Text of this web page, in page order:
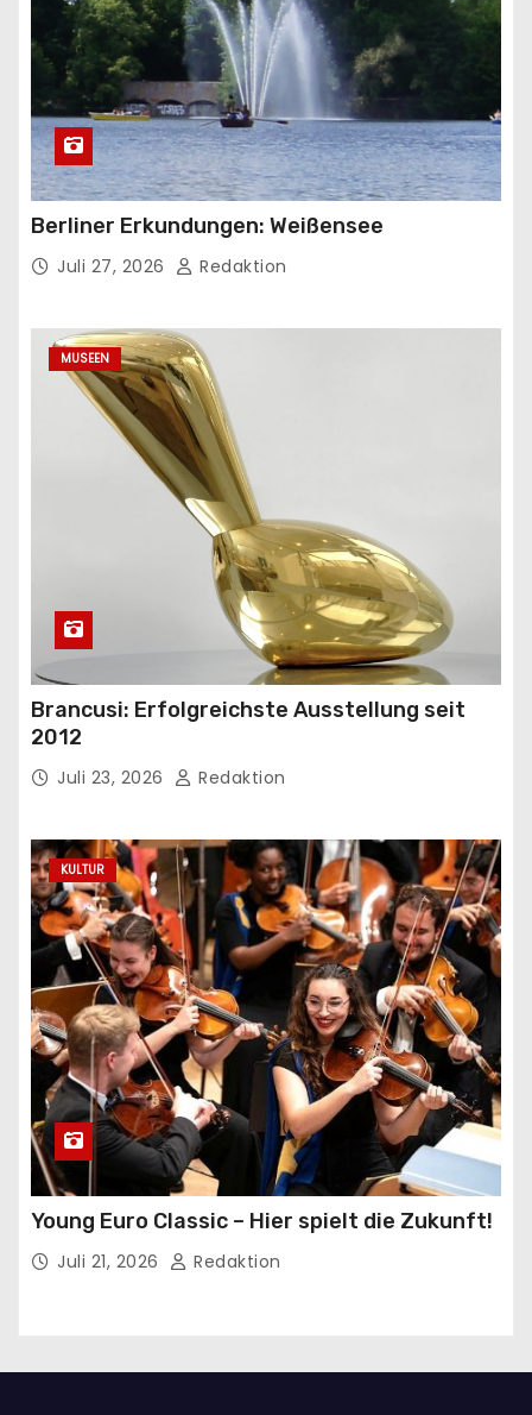
Berliner Erkundungen: Weißensee
Juli 27, 2026 Redaktion
MUSEEN
Brancusi: Erfolgreichste Ausstellung seit
2012
Juli 23, 2026 Redaktion
KULTUR
Young Euro Classic – Hier spielt die Zukunft!
Juli 21, 2026 Redaktion